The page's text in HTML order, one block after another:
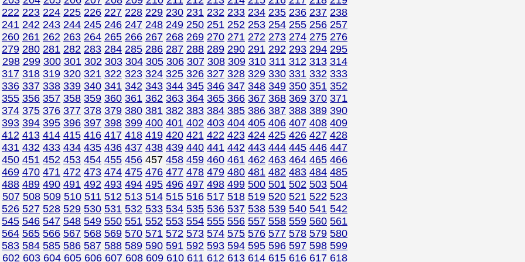
222 223 224 225 226 227 228 229 230 231 232 233 234 235 236 237 238
241 242 243 244 245 246 247 248 249 250 251 252 253 254 255 256 257
260 261 262 263 264 265 266 267 268 269 270 271 272 273 274 275 276
279 280 281 282 283 284 285 286 287 288 289 290 291 292 293 294 295
298 299 300 301 302 303 304 305 306 307 308 309 310 311 312 313 314
317 318 319 320 321 322 323 324 325 326 327 328 329 330 331 332 333
336 337 338 339 340 341 342 343 344 345 346 347 348 349 350 351 352
355 356 357 358 359 360 361 362 363 364 365 366 367 368 369 370 371
374 375 376 377 378 379 380 381 382 383 384 385 386 387 388 389 390
393 394 395 396 397 398 399 400 401 402 403 404 405 406 407 408 409
412 413 414 415 416 417 418 419 420 421 422 423 424 425 426 427 428
431 432 433 434 435 436 437 438 439 440 441 442 443 444 445 446 447
450 451 452 453 454 455 456 457 458 459 460 461 462 463 464 465 466
469 470 471 472 473 474 475 476 477 478 479 480 481 482 483 484 485
488 489 490 491 492 493 494 495 496 497 498 499 500 501 502 503 504
507 508 509 510 511 512 513 514 515 516 517 518 519 520 521 522 523
526 527 528 529 530 531 532 533 534 535 536 537 538 539 540 541 542
545 546 547 548 549 550 551 552 553 554 555 556 557 558 559 560 561
564 565 566 567 568 569 570 571 572 573 574 575 576 577 578 579 580
583 584 585 586 587 588 589 590 591 592 593 594 595 596 597 598 599
602 603 604 605 606 607 608 609 610 611 612 613 614 615 616 617 618